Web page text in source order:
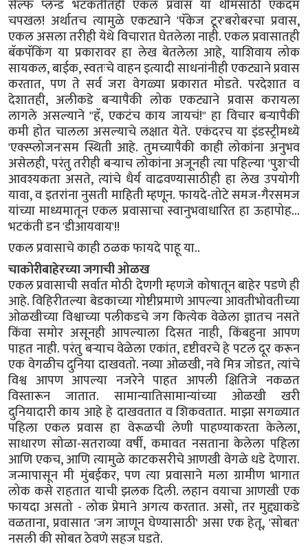
सेल्फ प्लॅन्ड भटकंतीतही एकल प्रवास या थीमसाठी एकदम
चपखल! अर्थातच त्यामुळे एकट्याने 'पॅकेज टूर'बरोबरचा प्रवास,
एकल असला तरीही येथे विचारात घेतलेला नाही. एकल प्रवासातही
बॅकपॅकिंग या प्रकारावर हा लेख बेतलेला आहे, याशिवाय लोक
सायकल, बाईक, स्वतःचे वाहन इत्यादी साधनांनीही एकट्याने प्रवास
करतात, पण ते सर्व जरा वेगळ्या प्रकारात मोडते. परदेशात व
देशातही, अलीकडे बऱ्यापैकी लोक एकट्याने प्रवास करायला
लागले असल्याने "हॅ, एकटंच काय जायचं!" हा विचार बऱ्यापैकी
कमी होत चालला असल्याचे लक्षात येते. एकंदरच या इंडस्ट्रीमध्ये
'एक्स्प्लोजन'सम स्थिती आहे. तुमच्यापैकी काही लोकांना अनुभव
असेलही, परंतु तरीही बऱ्याच लोकांना अजूनही त्या पहिल्या 'पुश'ची
आवश्यकता असते, त्यांचे धैर्य वाढवण्यासाठीही हा लेख उपयोगी
यावा, व इतरांना नुसती माहिती म्हणून. फायदे-तोटे समज-गैरसमज
यांच्या माध्यमातून एकल प्रवासाचा स्वानुभवाधारित हा ऊहापोह...
भटकंती डन 'डीआयवाय'!!
एकल प्रवासाचे काही ठळक फायदे पाहू या..
चाकोरीबाहेरच्या जगाची ओळख
एकल प्रवासाची सर्वात मोठी देणगी म्हणजे कोषातून बाहेर पडणे ही
आहे. विहिरीतल्या बेडकाच्या गोष्टीप्रमाणे आपल्या आवतीभोवतीच्या
ओळखीच्या विश्वाच्या पलीकडचे जग कित्येक वेळेला ज्ञातच नसते
किंवा समोर असूनही आपल्याला दिसत नाही, किंबहुना आपण
पाहत नाही. परंतु बऱ्याच वेळेला एकांत, दृष्टीवरचे हे पटल दूर करून
एक वेगळीच दुनिया दाखवतो. नव्या ओळखी, नवे मित्र जोडत, त्यांचे
विश्व आपण आपल्या नजरेने पाहत आपली क्षितिजे नकळत
विस्तारून जातात. सामान्यातिसामान्यांच्या ओळखी खरी
दुनियादारी काय आहे हे दाखवतात व शिकवतात. माझा सगळ्यात
पहिला एकल प्रवास हा वेरूळची लेणी पाहण्याकरता केलेला,
साधारण सोळा-सतराव्या वर्षी, कमावत नसताना केलेला पहिला
आणि एकच, आणि त्यामुळे काटकसरीचे आणखी वेगळे धडे देणारा.
जन्मापासून मी मुंबईकर, पण त्या प्रवासाने मला ग्रामीण भागात
लोक कसे राहतात याची झलक दिली. लहान वयाचा आणखी एक
फायदा असतो - लोक प्रेमाने अगत्य करतात. असो, तर मुद्द्याकडे
वळताना, प्रवासात 'जग जाणून घेण्यासाठी' असा एक हेतू, 'सोबत'
नसली की सोबत ठेवणे सहज घडते.